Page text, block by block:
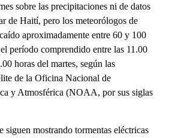
sobre las precipitaciones ni de datos
de Haití, pero los meteorólogos de
aproximadamente entre 60 y 100
período comprendido entre las 11.00
horas del martes, según las
de la Oficina Nacional de
y Atmosférica (NOAA, por sus siglas
siguen mostrando tormentas eléctricas